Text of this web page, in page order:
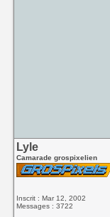
Lyle
Camarade grospixelien
Inscrit : Mar 12, 2002
Messages : 3722